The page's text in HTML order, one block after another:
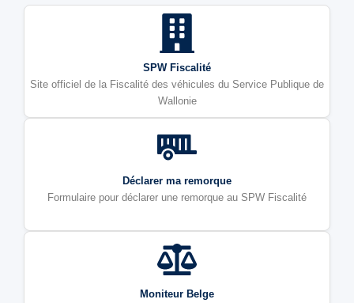
SPW Fiscalité
Site officiel de la Fiscalité des véhicules du Service Publique de
Wallonie
Déclarer ma remorque
Formulaire pour déclarer une remorque au SPW Fiscalité
Moniteur Belge